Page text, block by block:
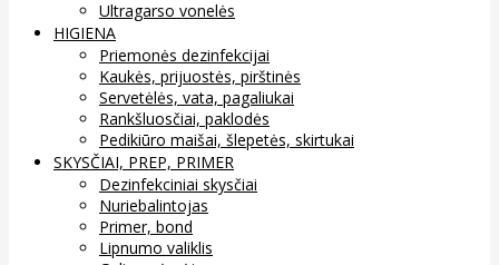
Ultragarso vonelės
HIGIENA
Priemonės dezinfekcijai
Kaukės, prijuostės, pirštinės
Servetėlės, vata, pagaliukai
Rankšluosčiai, paklodės
Pedikiūro maišai, šlepetės, skirtukai
SKYSČIAI, PREP, PRIMER
Dezinfekciniai skysčiai
Nuriebalintojas
Primer, bond
Lipnumo valiklis